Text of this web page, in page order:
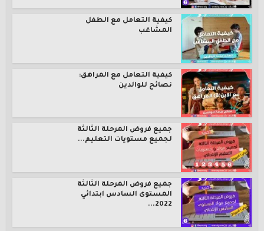
كيفية التعامل مع الطفل
المشاغب
كيفية التعامل مع المراهق:
نصائح للوالدين
جميع فروض المرحلة الثالثة
لجميع مستويات التعليم...
جميع فروض المرحلة الثالثة
المستوى السادس ابتدائي
2022...